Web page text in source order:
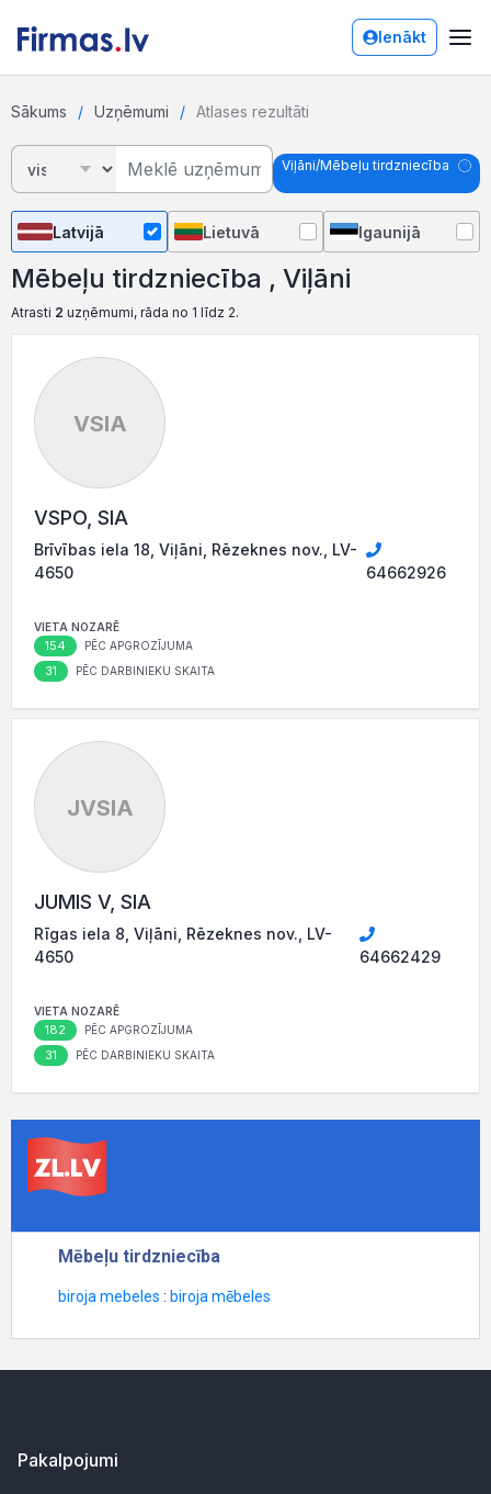
Ienākt
Sākums Uzņēmumi Atlases rezultāti
Viļāni/Mēbeļu tirdzniecība
Latvijā Lietuvā Igaunijā
Mēbeļu tirdzniecība , Viļāni
Atrasti 2 uzņēmumi, rāda no 1 līdz 2.
VSIA
VSPO, SIA
Brīvības iela 18, Viļāni, Rēzeknes nov., LV-
4650
64662926
VIETA NOZARĒ
154 PĒC APGROZĪJUMA
31 PĒC DARBINIEKU SKAITA
JVSIA
JUMIS V, SIA
Rīgas iela 8, Viļāni, Rēzeknes nov., LV-
4650
64662429
VIETA NOZARĒ
182 PĒC APGROZĪJUMA
31 PĒC DARBINIEKU SKAITA
Pakalpojumi